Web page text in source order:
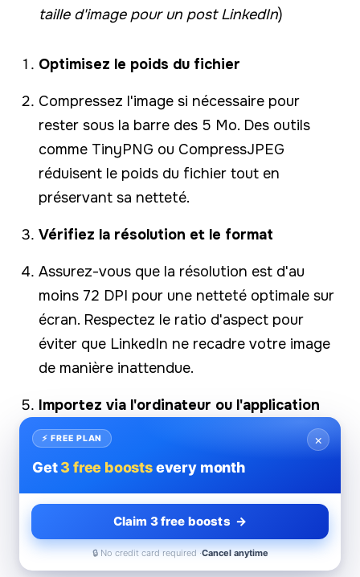
taille d'image pour un post LinkedIn)
Optimisez le poids du fichier
Compressez l'image si nécessaire pour
rester sous la barre des 5 Mo. Des outils
comme TinyPNG ou CompressJPEG
réduisent le poids du fichier tout en
préservant sa netteté.
Vérifiez la résolution et le format
Assurez-vous que la résolution est d'au
moins 72 DPI pour une netteté optimale sur
écran. Respectez le ratio d'aspect pour
éviter que LinkedIn ne recadre votre image
de manière inattendue.
Importez via l'ordinateur ou l'application
mobile
Faites glisser votre image préparée dans
l'outil de création de post sur le site web ou
l'application mobile de LinkedIn.
Prévisualiser avant publication
×
⚡ FREE PLAN
Get3 free boostsevery month
Claim 3 free boosts →
🔒 No credit card required ·Cancel anytime